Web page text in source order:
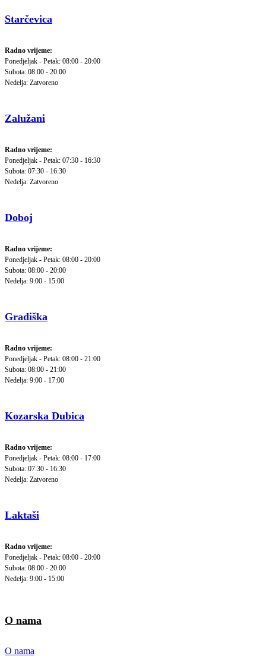
Starčevica
Radno vrijeme:
Ponedjeljak - Petak: 08:00 - 20:00
Subota: 08:00 - 20:00
Nedelja: Zatvoreno
Zalužani
Radno vrijeme:
Ponedjeljak - Petak: 07:30 - 16:30
Subota: 07:30 - 16:30
Nedelja: Zatvoreno
Doboj
Radno vrijeme:
Ponedjeljak - Petak: 08:00 - 20:00
Subota: 08:00 - 20:00
Nedelja: 9:00 - 15:00
Gradiška
Radno vrijeme:
Ponedjeljak - Petak: 08:00 - 21:00
Subota: 08:00 - 21:00
Nedelja: 9:00 - 17:00
Kozarska Dubica
Radno vrijeme:
Ponedjeljak - Petak: 08:00 - 17:00
Subota: 07:30 - 16:30
Nedelja: Zatvoreno
Laktaši
Radno vrijeme:
Ponedjeljak - Petak: 08:00 - 20:00
Subota: 08:00 - 20:00
Nedelja: 9:00 - 15:00
O nama
O nama